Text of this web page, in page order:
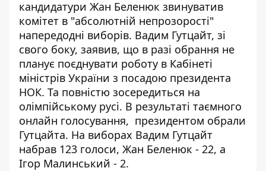
кандидатури Жан Беленюк звинуватив
комітет в "абсолютній непрозорості"
напередодні виборів. Вадим Гутцайт, зі
свого боку, заявив, що в разі обрання не
планує поєднувати роботу в Кабінеті
міністрів України з посадою президента
НОК. Та повністю зосередиться на
олімпійському русі. В результаті таємного
онлайн голосування, президентом обрали
Гутцайта. На виборах Вадим Гутцайт
набрав 123 голоси, Жан Беленюк - 22, а
Ігор Малинський - 2.